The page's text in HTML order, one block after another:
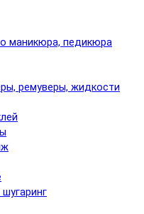
маникюра, педикюра
ремуверы, жидкости